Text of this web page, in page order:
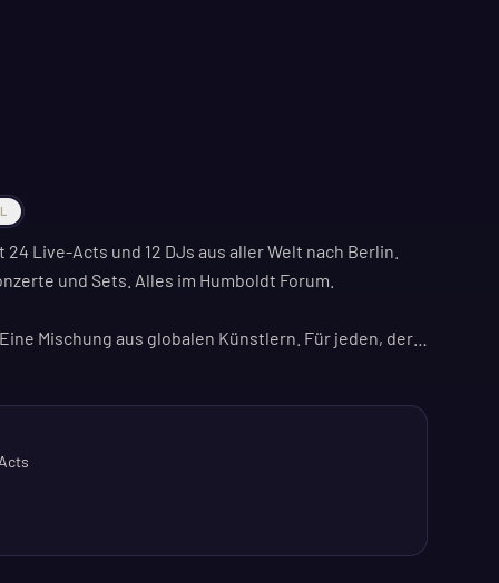
24 Live-Acts und 12 DJs aus aller Welt nach Berlin.
und Sets. Alles im Humboldt Forum.
Mischung aus globalen Künstlern. Für jeden, der